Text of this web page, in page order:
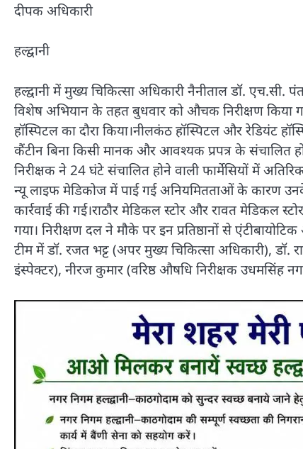
दीपक अधिकारी
हल्द्वानी
हल्द्वानी में मुख्य चिकित्सा अधिकारी नैनीताल डॉ.
विशेष अभियान के तहत बुधवार को औचक निरीक्षण किया
हॉस्पिटल का दौरा किया।नीलकंठ हॉस्पिटल और रेडियंट
कैंटीन बिना किसी मानक और आवश्यक प्रपत्र के संचालित
निरीक्षक ने 24 घंटे संचालित होने वाली फार्मेसियों में
न्यू लाइफ मेडिकोज में पाई गई अनियमितताओं के कारण
कार्रवाई की गई।राठौर मेडिकल स्टोर और रावत मेडिकल
गया। निरीक्षण दल ने मौके पर इन प्रतिष्ठानों से
टीम में डॉ. रजत भट्ट (अपर मुख्य चिकित्सा अधिकारी), डॉ.
इंस्पेक्टर), नीरज कुमार (वरिष्ठ औषधि निरीक्षक उधमसिंह